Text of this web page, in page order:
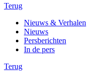
Terug
Nieuws & Verhalen
Nieuws
Persberichten
In de pers
Terug